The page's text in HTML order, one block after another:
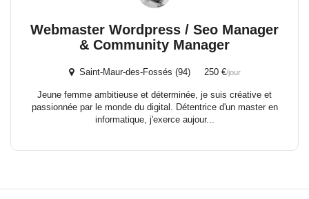
Webmaster Wordpress / Seo Manager
& Community Manager
Saint-Maur-des-Fossés (94) 250 €/jour
Jeune femme ambitieuse et déterminée, je suis créative et
passionnée par le monde du digital. Détentrice d'un master en
informatique, j'exerce aujour...